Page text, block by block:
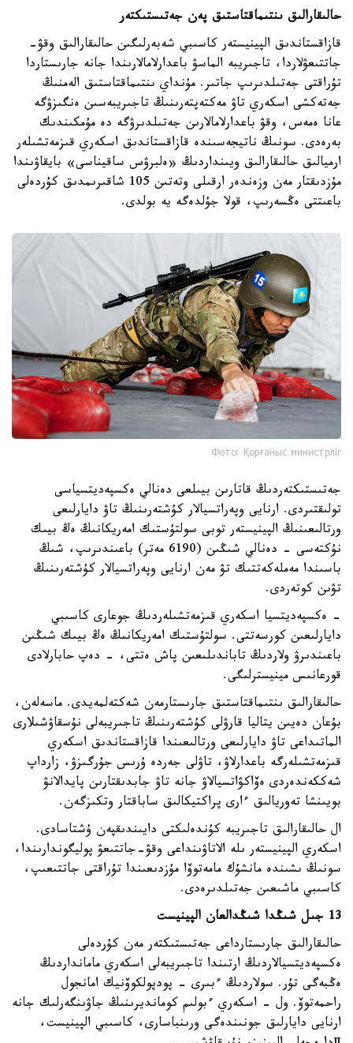
حالىقارالىق ىنتىماقتاستىق پەن جەتىستىكتەر
قازاقستاندىق الپينيستەر كاسىبي شەبەرلىگىن حالىقارالىق وقۋ-
جاتتىعۋلاردا، تاجىريبە الماسۋ باعدارلامالارىندا جانە جارىستاردا
تۇراقتى جەتىلدىرىپ جاتىر. مۇنداي ىنتىماقتاستىق الەمنىڭ
جەتەكشى اسكەري تاۋ مەكتەپتەرىنىڭ تاجىريبەسىن ەنگىزۋگە
عانا ەمەس، وقۋ باعدارلامالارىن جەتىلدىرۋگە دە مۇمكىندىك
بەرەدى. سونىڭ ناتيجەسىندە قازاقستاندىق اسكەري قىزمەتشىلەر
ارميالىق حالىقارالىق ويىنداردىڭ «ەلبرۋس ساقيناسى» بايقاۋىندا
مۇزدىقتار مەن وزەندەر ارقىلى وتەتىن 105 شاقىرىمدىق كۇردەلى
باعىتتى ەڭسەرىپ، قولا جۇلدەگە يە بولدى.
Фото: Қорғаныс министрліг
جەتىستىكتەردىڭ قاتارىن بيىلعى دەنالي ەكسپەديتسياسى
تولىقتىردى. ارنايى وپەراتسيالار كۇشتەرىنىڭ تاۋ دايارلىعى
ورتالىعىنىڭ الپينيستەر توبى سولتۇستىك امەريكانىڭ ەڭ بيىك
نۇكتەسى - دەنالي شىڭىن (6190 مەتر) باعىندىرىپ، شىڭ
باسىندا مەملەكەتتىك تۋ مەن ارنايى وپەراتسيالار كۇشتەرىنىڭ
تۋىن كوتەردى.
- ەكسپەديتسيا اسكەري قىزمەتشىلەردىڭ جوعارى كاسىبي
دايارلىعىن كورسەتتى. سولتۇستىك امەريكانىڭ ەڭ بيىك شىڭىن
باعىندىرۋ ولاردىڭ تاباندىلىعىن پاش ەتتى، - دەپ حابارلادى
قورعانىس مينيسترلىگى.
حالىقارالىق ىنتىماقتاستىق جارىستارمەن شەكتەلمەيدى. ماسەلەن،
بۇعان دەيىن يتاليا قارۋلى كۇشتەرىنىڭ تاجىريبەلى نۇسقاۋشىلارى
الماتىداعى تاۋ دايارلىعى ورتالىعىندا قازاقستاندىق اسكەري
قىزمەتشىلەرگە باعدارلاۋ، تاۋلى جەردە ۇرىس جۇرگىزۋ، زارداپ
شەككەندەردى ەۆاكۋاتسيالاۋ جانە تاۋ جابدىقتارىن پايدالانۋ
بويىنشا تەوريالىق ءارى پراكتيكالىق ساباقتار وتكىزگەن.
ال حالىقارالىق تاجىريبە كۇندەلىكتى دايىندىقپەن ۇشتاسادى.
اسكەري الپينيستەر ىلە الاتاۋىنداعى وقۋ-جاتتىعۋ پوليگوندارىندا،
سونىڭ ىشىندە مانشۇك مامەتوۆا مۇزدىعىندا تۇراقتى جاتتىعىپ،
كاسىبي ماشىعىن جەتىلدىرەدى.
13 جىل شىڭدا شىڭدالعان الپينيست
حالىقارالىق جارىستارداعى جەتىستىكتەر مەن كۇردەلى
ەكسپەديتسيالاردىڭ ارتىندا تاجىريبەلى اسكەري مامانداردىڭ
ەڭبەگى تۇر. سولاردىڭ ءبىرى - پودپولكوۆنيك امانجول
راحمەتوۆ. ول - اسكەري ءبولىم كومانديرىنىڭ جاۋىنگەرلىك جانە
ارنايى دايارلىق جونىندەگى ورىنباسارى، كاسىبي الپينيست،